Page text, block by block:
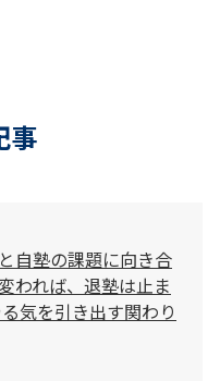
事
自塾の課題に向き合
われば、退塾は止ま
気を引き出す関わり